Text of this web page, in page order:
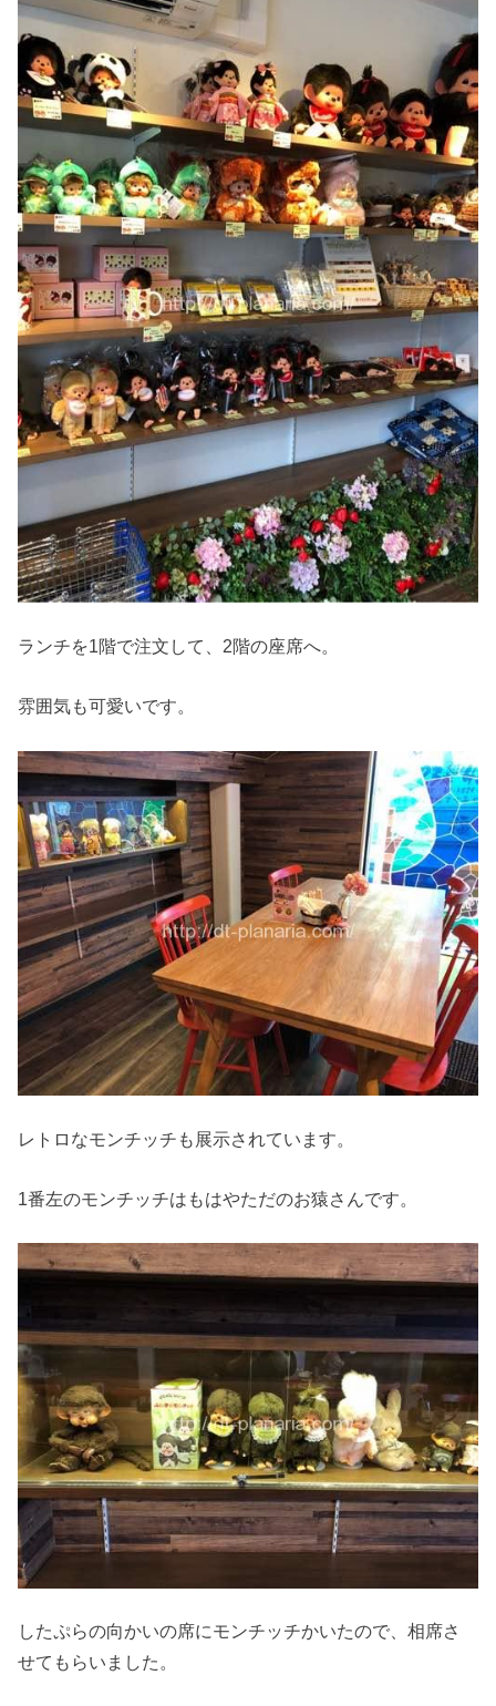
ランチを1階で注文して、2階の座席へ。
雰囲気も可愛いです。
レトロなモンチッチも展示されています。
1番左のモンチッチはもはやただのお猿さんです。
したぷらの向かいの席にモンチッチかいたので、相席さ
せてもらいました。